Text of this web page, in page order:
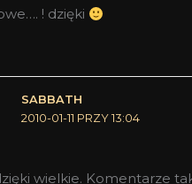
! dzięki
SABBATH
2010-01-11 PRZY 13:04
wielkie. Komentarze